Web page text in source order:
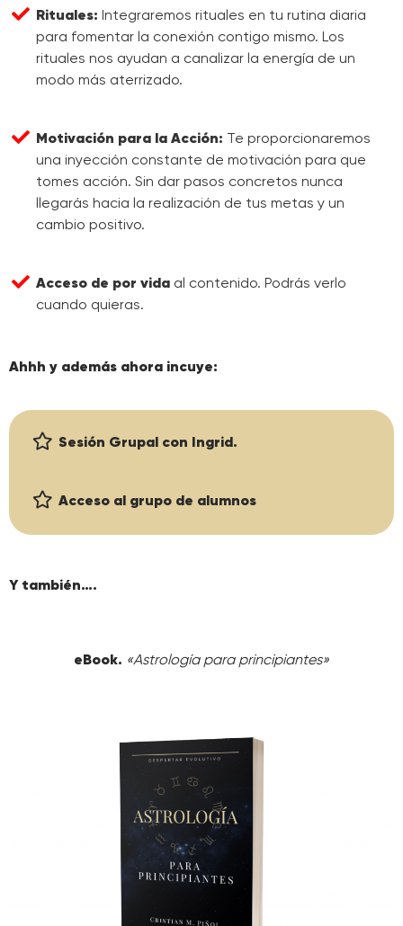
Rituales: Integraremos rituales en tu rutina diaria
para fomentar la conexión contigo mismo. Los
rituales nos ayudan a canalizar la energía de un
modo más aterrizado.
Motivación para la Acción: Te proporcionaremos
una inyección constante de motivación para que
tomes acción. Sin dar pasos concretos nunca
llegarás hacia la realización de tus metas y un
cambio positivo.
Acceso de por vida al contenido. Podrás verlo
cuando quieras.
Ahhh y además ahora incuye:
Sesión Grupal con Ingrid.
Acceso al grupo de alumnos
Y también….
eBook. «Astrología para principiantes»